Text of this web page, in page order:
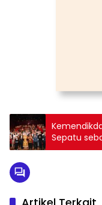
Sepatu
Murid